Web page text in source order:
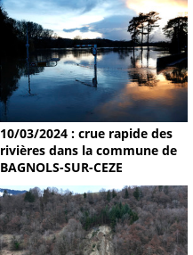
10/03/2024 : crue rapide des
rivières dans la commune de
BAGNOLS-SUR-CEZE